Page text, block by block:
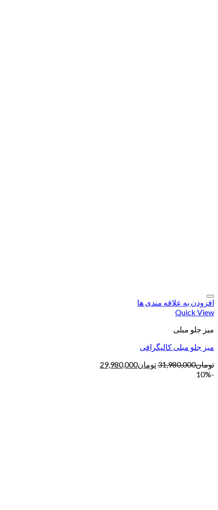
افزودن به علاقه مندی ها
Quick View
میز جلو مبلی
میز جلو مبلی کالیگرافی
تومان31,980,000تومان29,980,000
-10%